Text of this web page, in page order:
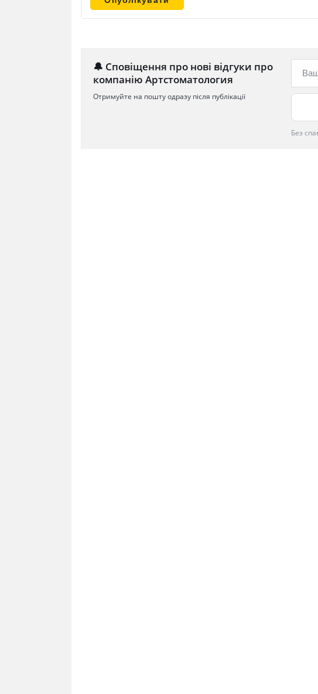
🔔 Сповіщення про нові відгуки про
компанію Артстоматология
Отримуйте на пошту одразу після публікації
Без